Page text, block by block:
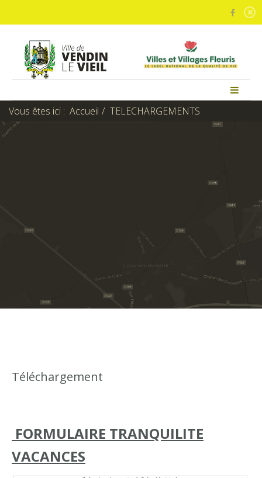
Vous êtes ici : Accueil TELECHARGEMENTS
Téléchargement
FORMULAIRE TRANQUILITE
VACANCES